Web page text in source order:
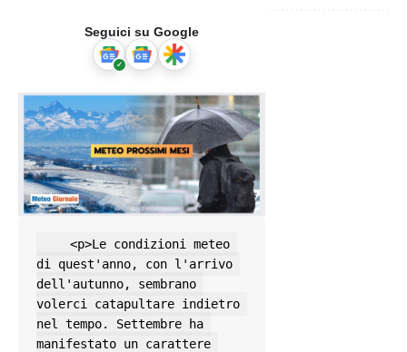
Seguici su Google
di quest'anno, con l'arrivo
dell'autunno, sembrano
volerci catapultare indietro
nel tempo. Settembre ha
manifestato un carattere